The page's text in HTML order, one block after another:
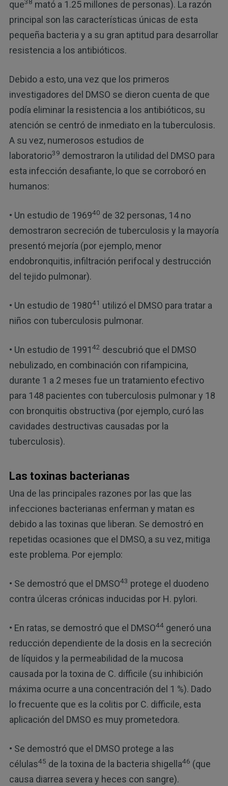
que
mató a 1.25 millones de personas). La razón
principal son las características únicas de esta
pequeña bacteria y a su gran aptitud para desarrollar
resistencia a los antibióticos.
Debido a esto, una vez que los primeros
investigadores del DMSO se dieron cuenta de que
podía eliminar la resistencia a los antibióticos, su
atención se centró de inmediato en la tuberculosis.
A su vez, numerosos estudios de
laboratorio39 demostraron la utilidad del DMSO para
esta infección desafiante, lo que se corroboró en
humanos:
• Un estudio de 196940 de 32 personas, 14 no
demostraron secreción de tuberculosis y la mayoría
presentó mejoría (por ejemplo, menor
endobronquitis, infiltración perifocal y destrucción
del tejido pulmonar).
• Un estudio de 198041 utilizó el DMSO para tratar a
niños con tuberculosis pulmonar.
• Un estudio de 199142 descubrió que el DMSO
nebulizado, en combinación con rifampicina,
durante 1 a 2 meses fue un tratamiento efectivo
para 148 pacientes con tuberculosis pulmonar y 18
con bronquitis obstructiva (por ejemplo, curó las
cavidades destructivas causadas por la
tuberculosis).
Las toxinas bacterianas
Una de las principales razones por las que las
infecciones bacterianas enferman y matan es
debido a las toxinas que liberan. Se demostró en
repetidas ocasiones que el DMSO, a su vez, mitiga
este problema. Por ejemplo:
• Se demostró que el DMSO43 protege el duodeno
contra úlceras crónicas inducidas por H. pylori.
• En ratas, se demostró que el DMSO44generó una
reducción dependiente de la dosis en la secreción
de líquidos y la permeabilidad de la mucosa
causada por la toxina de C. difficile (su inhibición
máxima ocurre a una concentración del 1 %). Dado
lo frecuente que es la colitis por C. difficile, esta
aplicación del DMSO es muy prometedora.
• Se demostró que el DMSO protege a las
células45 de la toxina de la bacteria shigella46 (que
causa diarrea severa y heces con sangre).